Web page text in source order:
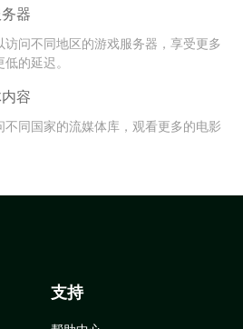
器
访问不同地区的游戏服务器，享受更多
的延迟。
容
不同国家的流媒体库，观看更多的电影
支持